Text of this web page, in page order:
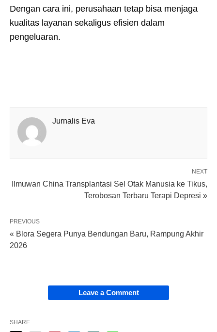
Dengan cara ini, perusahaan tetap bisa menjaga
kualitas layanan sekaligus efisien dalam
pengeluaran.
Jurnalis Eva
NEXT
Ilmuwan China Transplantasi Sel Otak Manusia ke Tikus,
Terobosan Terbaru Terapi Depresi »
PREVIOUS
« Blora Segera Punya Bendungan Baru, Rampung Akhir
2026
Leave a Comment
SHARE